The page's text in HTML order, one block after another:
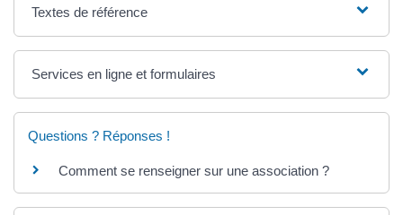
Textes de référence
Services en ligne et formulaires
Questions ? Réponses !
Comment se renseigner sur une association ?